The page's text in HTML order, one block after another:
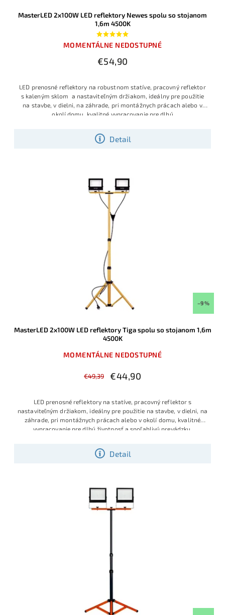
MasterLED 2x100W LED reflektory Newes spolu so stojanom
1,6m 4500K
MOMENTÁLNE NEDOSTUPNÉ
€54,90
Detail
LED prenosné reflektory na robustnom statíve, pracovný reflektor
s kaleným sklom a nastaviteľným držiakom, ideálny pre použitie
na stavbe, v dielni, na záhrade, pri montážnych prácach alebo v
okolí domu, kvalitné vypracovanie pre dlhú
–9 %
MasterLED 2x100W LED reflektory Tiga spolu so stojanom 1,6m
4500K
MOMENTÁLNE NEDOSTUPNÉ
€49,39 €44,90
Detail
LED prenosné reflektory na statíve, pracovný reflektor s
nastaviteľným držiakom, ideálny pre použitie na stavbe, v dielni, na
záhrade, pri montážnych prácach alebo v okolí domu, kvalitné
vypracovanie pre dlhú životnosť a spoľahlivú prevádzku,